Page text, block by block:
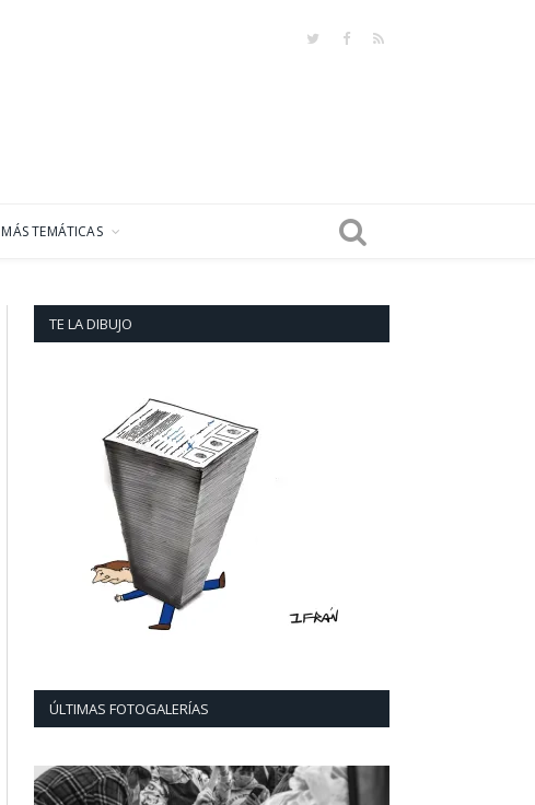
TwitterFacebook
RSS
MÁS TEMÁTICAS
TE LA DIBUJO
ÚLTIMAS FOTOGALERÍAS